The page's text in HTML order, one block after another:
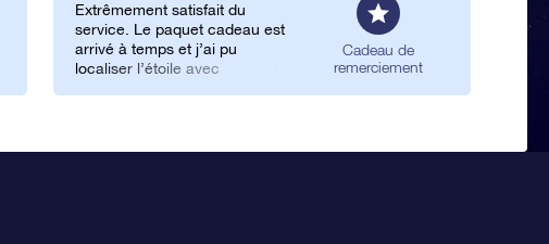
Extrêmement satisfait du
service. Le paquet cadeau est
arrivé à temps et j’ai pu
localiser l’étoile avec
Cadeau de
remerciement